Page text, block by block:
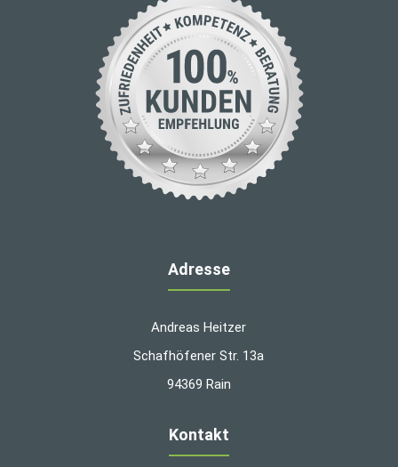
Adresse
Andreas Heitzer
Schafhöfener Str. 13a
94369 Rain
Kontakt